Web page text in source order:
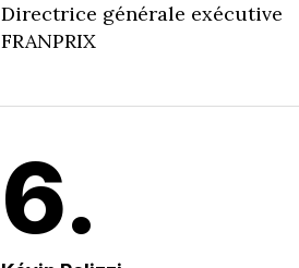
Directrice générale exécutive
FRANPRIX
6.